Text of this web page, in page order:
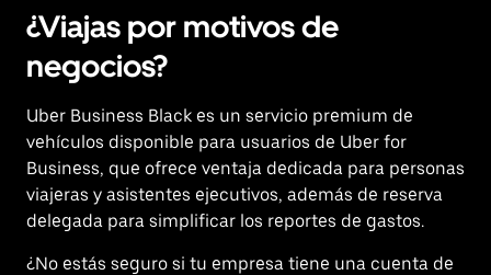
¿Viajas por motivos de
negocios?
Uber Business Black es un servicio premium de
vehículos disponible para usuarios de Uber for
Business, que ofrece ventaja dedicada para personas
viajeras y asistentes ejecutivos, además de reserva
delegada para simplificar los reportes de gastos.
¿No estás seguro si tu empresa tiene una cuenta de